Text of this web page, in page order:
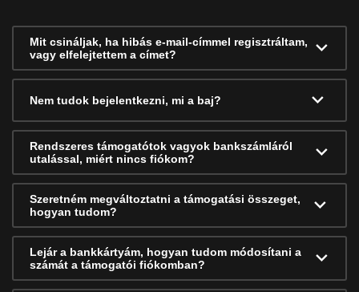
Mit csináljak, ha hibás e-mail-címmel regisztráltam,
vagy elfelejtettem a címet?
Nem tudok bejelentkezni, mi a baj?
Rendszeres támogatótok vagyok bankszámláról
utalással, miért nincs fiókom?
Szeretném megváltoztatni a támogatási összeget,
hogyan tudom?
Lejár a bankkártyám, hogyan tudom módosítani a
számát a támogatói fiókomban?